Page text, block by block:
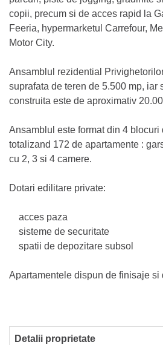
copii, precum si de acces rapid la
Feeria, hypermarketul Carrefour,
Motor City.
Ansamblul rezidential
suprafata de teren de 5.500 mp, iar
construita este de aproximativ
Ansamblul este format din 4 blocuri
totalizand 172 de apartamente :
cu 2, 3 si 4 camere.
Dotari edilitare private:
acces paza
sisteme de securitate
spatii de depozitare subsol
Apartamentele dispun de finisaje si
Detalii proprietate